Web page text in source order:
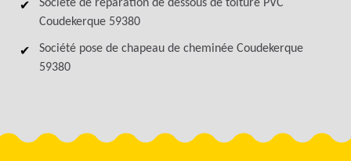
Société de réparation de dessous de toiture PVC
Coudekerque 59380
Société pose de chapeau de cheminée Coudekerque
59380